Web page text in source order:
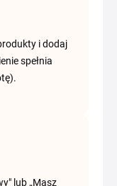
i dodaj
spełnia
lub „Masz